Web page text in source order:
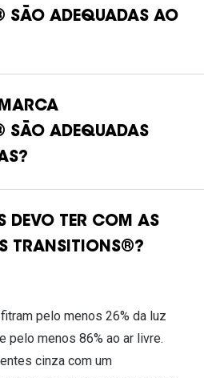
SÃO ADEQUADAS AO
SÃO ADEQUADAS
DEVO TER COM AS
TRANSITIONS®?
pelo menos 26% da luz
pelo menos 86% ao ar livre.
cinza com um